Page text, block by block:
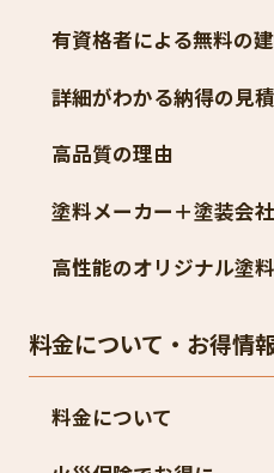
有資格者による無料の
詳細がわかる納得の見
高品質の理由
塗料メーカー＋塗装会
高性能のオリジナル塗料
料金について・お得情
料金について